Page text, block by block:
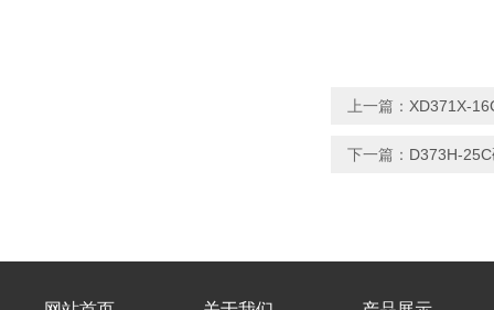
上一篇： XD371X-
下一篇： D373H-